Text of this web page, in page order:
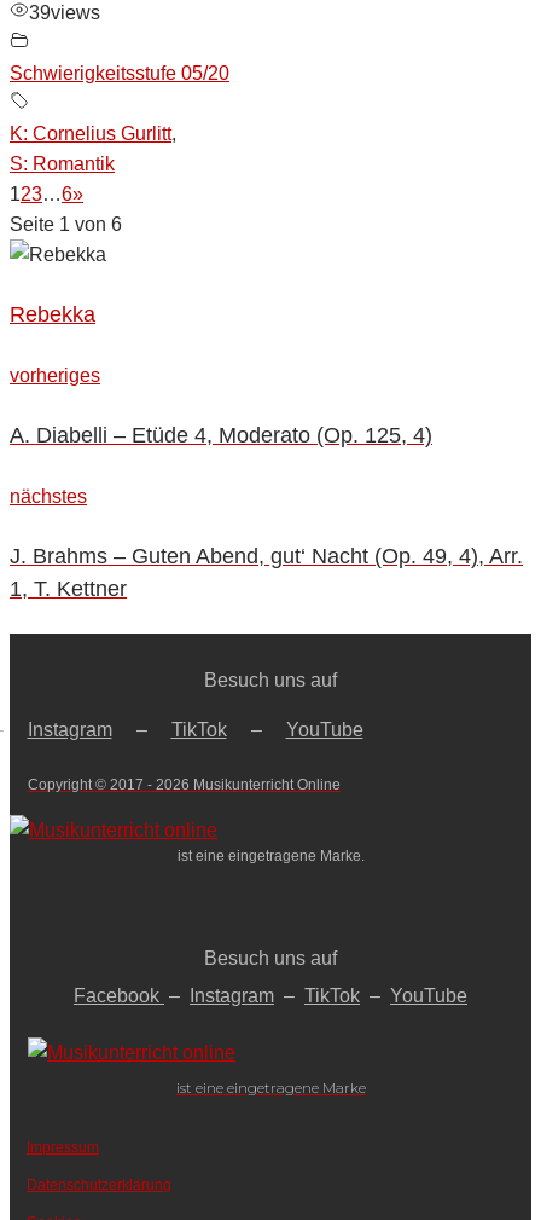
39views
Schwierigkeitsstufe 05/20
K: Cornelius Gurlitt,
S: Romantik
123…6»
Seite 1 von 6
Rebekka
Beitragsnavigation
vorheriges
vorheriges
A. Diabelli – Etüde 4, Moderato (Op. 125, 4)
nächstes
nächstes
J. Brahms – Guten Abend, gut‘ Nacht (Op. 49, 4), Arr.
1, T. Kettner
Besuch uns auf
Instagram– TikTok– YouTube
Copyright © 2017 - 2026 Musikunterricht Online
ist eine eingetragene Marke.
Besuch uns auf
Facebook – Instagram – TikTok – YouTube
ist eine eingetragene Marke
Impressum
Datenschutzerklärung